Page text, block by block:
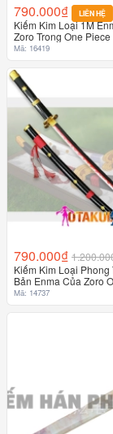
790.000₫ LIÊN HỆ
Kiếm Kim Loại 1M
Zoro Trong One Piece
Mã: 16419
790.000₫
Kiếm Kim Loại Phong
Bản Enma Của Zoro
Mã: 14737